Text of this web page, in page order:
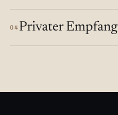
04 Privater Empfang